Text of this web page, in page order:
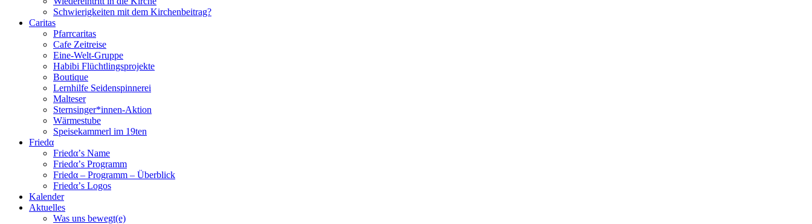
Schwierigkeiten mit dem Kirchenbeitrag?
Caritas
Pfarrcaritas
Cafe Zeitreise
Eine-Welt-Gruppe
Habibi Flüchtlingsprojekte
Boutique
Lernhilfe Seidenspinnerei
Malteser
Sternsinger*innen-Aktion
Wärmestube
Speisekammerl im 19ten
Friedα
Friedα’s Name
Friedα’s Programm
Friedα – Programm – Überblick
Friedα’s Logos
Kalender
Aktuelles
Was uns bewegt(e)